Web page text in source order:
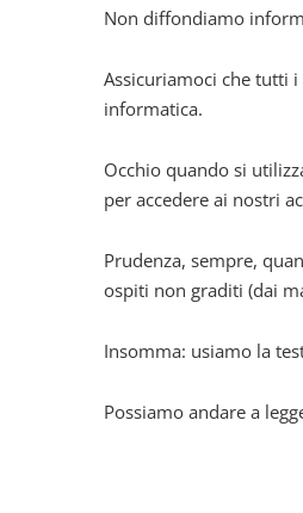
Non diffondiamo
Assicuriamoci che tutti
informatica.
Occhio quando si
per accedere ai nostri
Prudenza, sempre,
ospiti non graditi (dai
Insomma: usiamo la
Possiamo andare a